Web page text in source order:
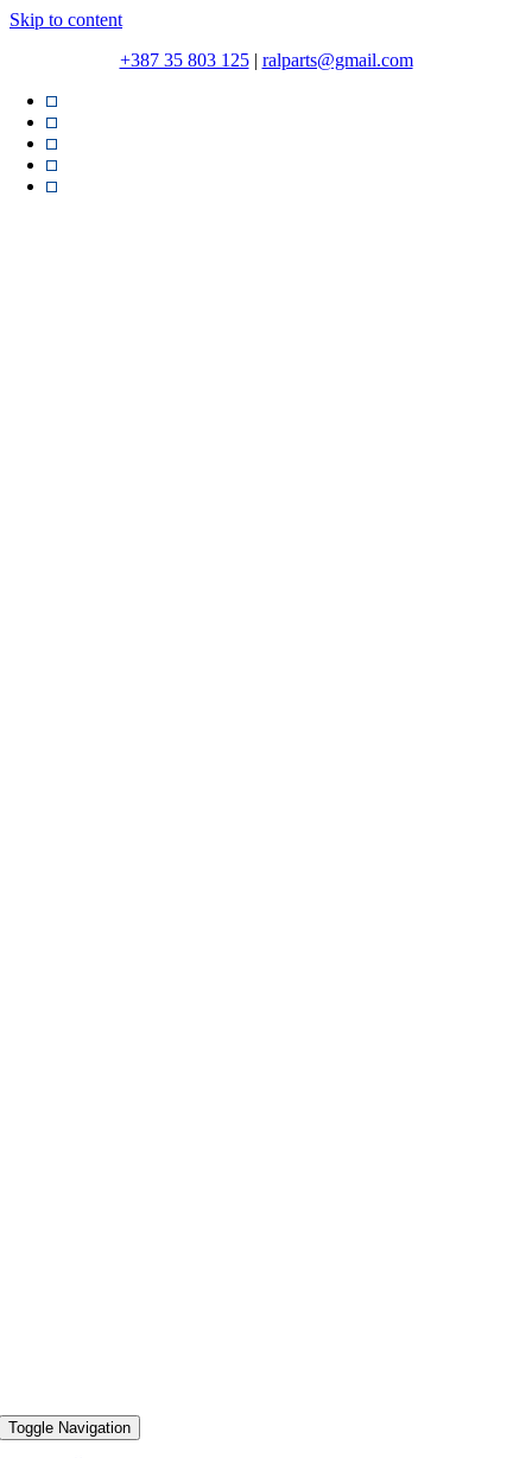
Skip to content
+387 35 803 125| ralparts@gmail.com
Toggle Navigation